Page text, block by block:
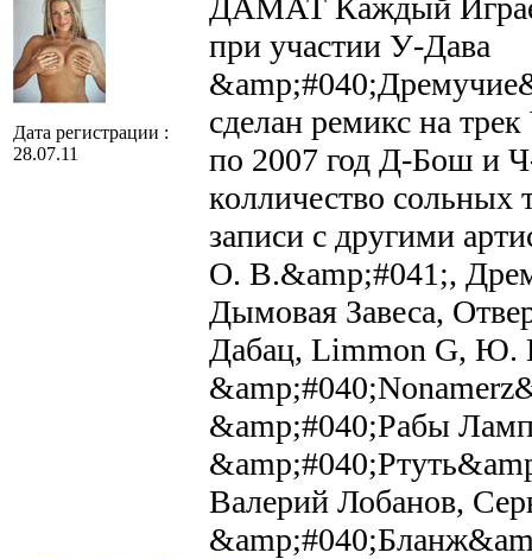
Дата регистрации :
28.07.11
ДАМАТ Каждый
при участии У-Дава
сделан ремикс на
по 2007 год Д-Бош и
колличество сольных
записи с другими
O. B.&amp;#041;,
Дымовая Завеса,
Дабац, Limmon G, Ю.
&amp;#040;Рабы
Валерий Лобанов,